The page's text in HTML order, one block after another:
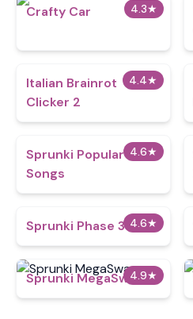
4.3★
Crafty Car
4.4★
Italian Brainrot
Clicker 2
4.6★
Sprunki Popular
Songs
4.6★
Sprunki Phase 30
4.9★
Sprunki MegaSwap